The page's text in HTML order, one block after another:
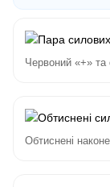
Червоний «+» та
Обтиснені